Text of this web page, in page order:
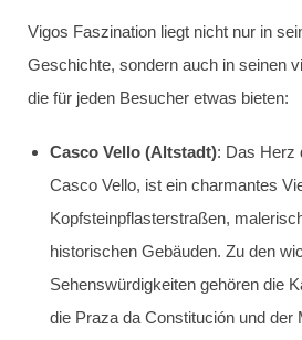
Vigos Faszination liegt nicht nur in
Geschichte, sondern auch in seinen
die für jeden Besucher etwas bieten:
Casco Vello (Altstadt): Das Herz
Casco Vello, ist ein charmantes
Kopfsteinpflasterstraßen,
historischen Gebäuden. Zu den
Sehenswürdigkeiten gehören die
die Praza da Constitución und der